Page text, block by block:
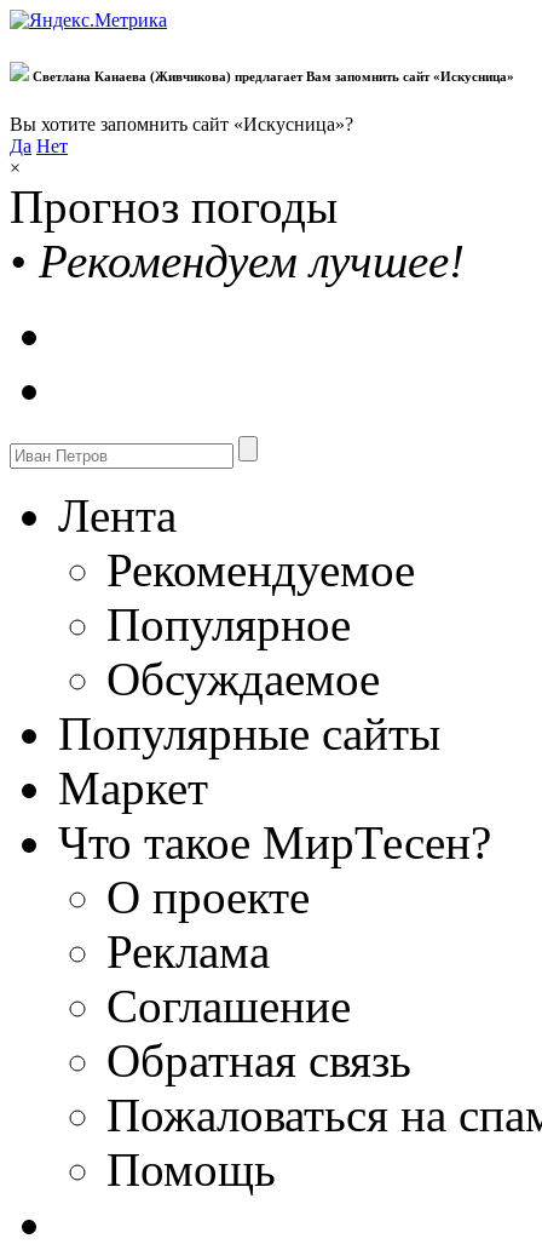
Светлана Канаева (Живчикова) предлагает Вам запомнить сайт «Искусница»
Вы хотите запомнить сайт «Искусница»?
Да Нет
×
Прогноз погоды
• Рекомендуем лучшее!
Лента
Рекомендуемое
Популярное
Обсуждаемое
Популярные сайты
Маркет
Что такое МирТесен?
О проекте
Реклама
Соглашение
Обратная связь
Пожаловаться на
Помощь